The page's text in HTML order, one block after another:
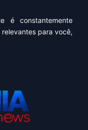
é constantemente
para você,